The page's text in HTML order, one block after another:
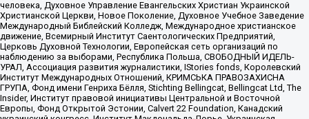
человека, Духовное Управление Евангельских Христиан Украинской
Христианской Церкви, Новое Поколение, Духовное Учебное Заведение
Международный Библейский Колледж, Международное христианское
движение, Всемирный Институт Саентологических Предприятий,
Церковь Духовной Технологии, Европейская сеть организаций по
наблюдению за выборами, Республика Польша, СВОБОДНЫЙ ИДЕЛЬ-
УРАЛ, Ассоциация развития журналистики, IStories fonds, Королевский
Институт Международных Отношений, КРИМСЬКА ПРАВОЗАХИСНА
ГРУПА, Фонд имени Генриха Бёлля, Stichting Bellingcat, Bellingcat Ltd, The
Insider, Институт правовой инициативы Центральной и Восточной
Европы, Фонд Открытой Эстонии, Calvert 22 Foundation, Канадский